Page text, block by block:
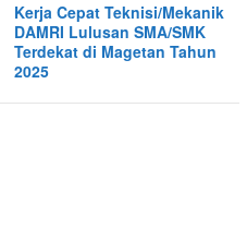
Kerja Cepat Teknisi/Mekanik
DAMRI Lulusan SMA/SMK
Terdekat di Magetan Tahun
2025